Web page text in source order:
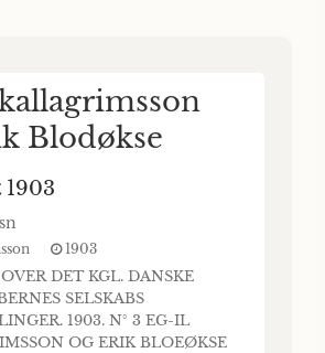
Blodøkse
1903
1903
DET KGL. DANSKE
SELSKABS
1903. N° 3 EG-IL
OG ERIK BLOEØKSE